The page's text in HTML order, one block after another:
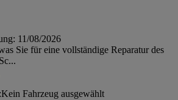
11/08/2026
Sie für eine vollständige Reparatur des
Kein Fahrzeug ausgewählt